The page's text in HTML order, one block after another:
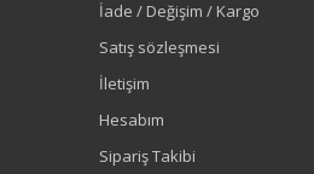
İade / Değişim / Kargo
Satış sözleşmesi
İletişim
Hesabım
Sipariş Takibi